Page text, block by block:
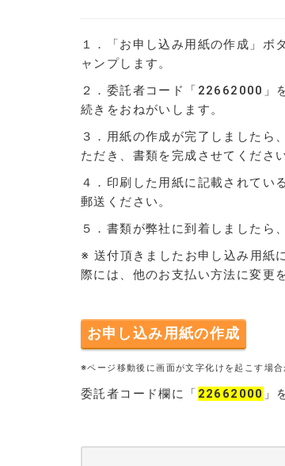
１．「お申し込み用紙の作成」ボ
ャンプします。
２．委託者コード「22662000」
続きをおねがいします。
３．用紙の作成が完了しましたら
ただき、書類を完成させてください
４．印刷した用紙に記載されてい
郵送ください。
５．書類が弊社に到着しましたら
※ 送付頂きましたお申し込み用紙
際には、他のお支払い方法に変更
お申し込み用紙の作成
※ページ移動後に画面が文字化けを起こす場
委託者コード欄に「 22662000 」